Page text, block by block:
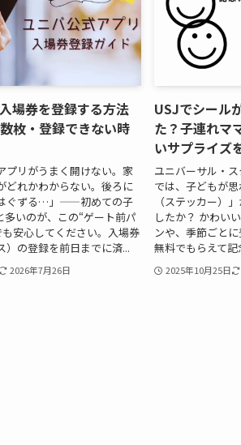
場券を登録する方法
枚・登録できない時
プリがうまく開けない。家
どれかわからない。後ろに
ぐずる…」——初めての子
多いのが、この“ゲート前パ
安心してください。入場券
）の登録を前日までに済...
2026年7月26日
USJでシール
た？子連れマ
いサプライズ
ユニバーサル・ス
では、子どもが
（ステッカー）
したか？ かわい
ンや、季節ごとに
無料でもらえて
2025年10月25日